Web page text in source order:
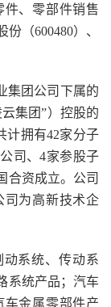
、零部件销售
（600480）、
集团公司下属的
集团”）控股的
计拥有42家分子
司、4家参股子
合资成立。公司
司为高新技术企
系统、传动系
系统产品；汽车
车金属零部件产